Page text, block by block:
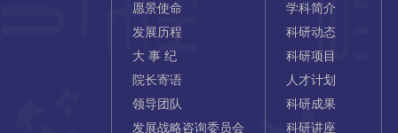
愿景使命
发展历程
大 事 纪
院长寄语
领导团队
发展战略咨询委员会
学科简介
科研动态
科研项目
人才计划
科研成果
科研讲座